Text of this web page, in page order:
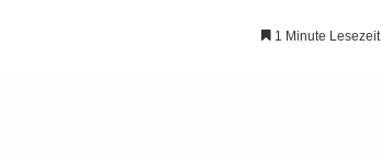
1 Minute Lesezeit